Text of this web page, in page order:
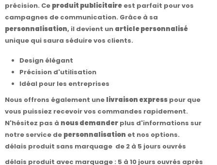
précision. Ce produit publicitaire est parfait pour vos
campagnes de communication. Grâce à sa
personnalisation, il devient un article personnalisé
unique qui saura séduire vos clients.
Design élégant
Précision d'utilisation
Idéal pour les entreprises
Nous offrons également une livraison express pour que
vous puissiez recevoir vos commandes rapidement.
N'hésitez pas à nous demander plus d'informations sur
notre service de personnalisation et nos options.
délais produit sans marquage de 2 à 5 jours ouvrés
délais produit avec marquage : 5 à 10 jours ouvrés après